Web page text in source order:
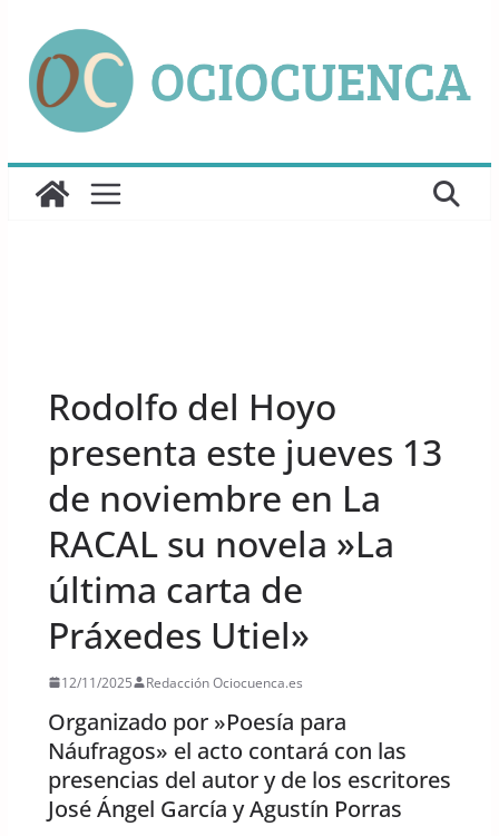
contenido
Rodolfo del Hoyo
presenta este jueves 13
de noviembre en La
RACAL su novela »La
última carta de
Práxedes Utiel»
12/11/2025 Redacción Ociocuenca.es
Organizado por »Poesía para
Náufragos» el acto contará con las
presencias del autor y de los escritores
José Ángel García y Agustín Porras